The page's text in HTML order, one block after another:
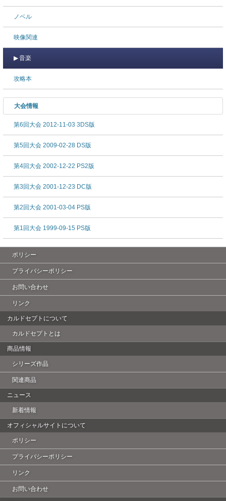
ノベル
映像関連
音楽
攻略本
大会情報
第6回大会 2012-11-03 3DS版
第5回大会 2009-02-28 DS版
第4回大会 2002-12-22 PS2版
第3回大会 2001-12-23 DC版
第2回大会 2001-03-04 PS版
第1回大会 1999-09-15 PS版
ポリシー
プライバシーポリシー
お問い合わせ
リンク
カルドセプトについて
カルドセプトとは
商品情報
シリーズ作品
関連商品
ニュース
新着情報
オフィシャルサイトについて
ポリシー
プライバシーポリシー
リンク
お問い合わせ